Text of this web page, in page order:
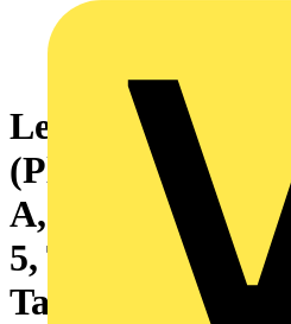
A, Raster in
5, THT/THR-
Tape